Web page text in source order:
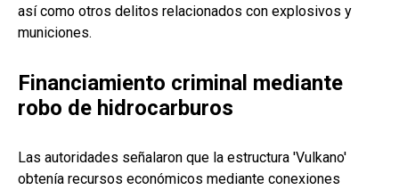
así como otros delitos relacionados con explosivos y
municiones.
Financiamiento criminal mediante
robo de hidrocarburos
Las autoridades señalaron que la estructura 'Vulkano'
obtenía recursos económicos mediante conexiones